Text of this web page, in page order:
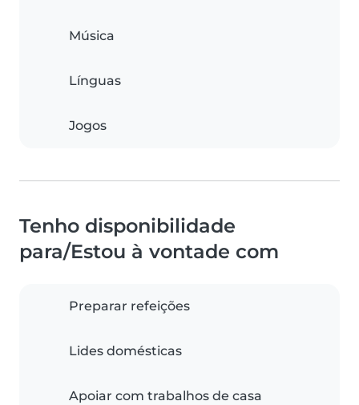
Música
Línguas
Jogos
Tenho disponibilidade
para/Estou à vontade com
Preparar refeições
Lides domésticas
Apoiar com trabalhos de casa